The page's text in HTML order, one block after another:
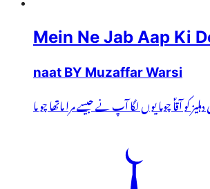
Mein Ne Jab Aap Ki
naat BY Muzaffar Warsi
کو آقاؐ چوما یوں لگا آپ نے جیسے مرا ماتھا چو ما